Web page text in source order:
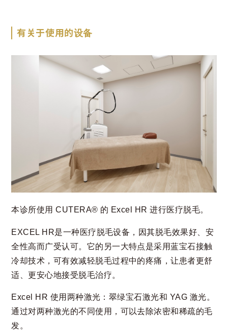
有关于使用的设备
本诊所使用 CUTERA®️ 的 Excel HR 进行医疗脱毛。
EXCEL HR是一种医疗脱毛设备，因其脱毛效果好、安
全性高而广受认可。它的另一大特点是采用蓝宝石接触
冷却技术，可有效减轻脱毛过程中的疼痛，让患者更舒
适、更安心地接受脱毛治疗。
Excel HR 使用两种激光：翠绿宝石激光和 YAG 激光。
通过对两种激光的不同使用，可以去除浓密和稀疏的毛
发。